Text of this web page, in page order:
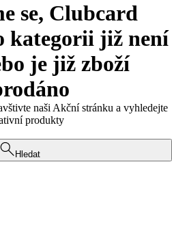
se, Clubcard
kategorii již není
je již zboží
naši Akční stránku a vyhledejte
produkty
Hledat